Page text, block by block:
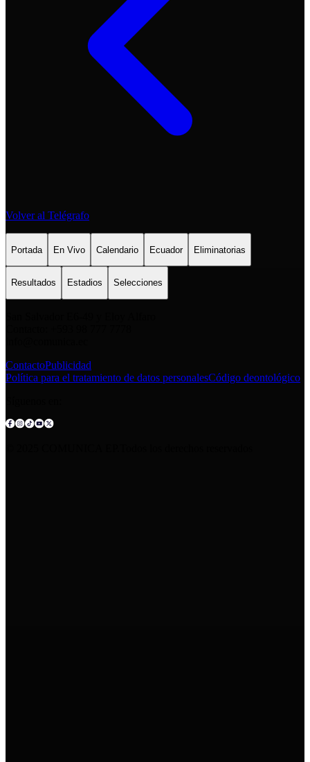
Volver al Telégrafo
Portada En Vivo Calendario Ecuador Eliminatorias
Resultados Estadios Selecciones
ContactoPublicidad
Política para el tratamiento de datos personalesCódigo deontológico